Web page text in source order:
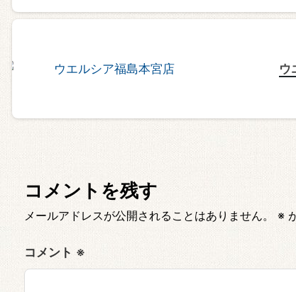
ウ
コメントを残す
メールアドレスが公開されることはありません。 ※
コメント ※